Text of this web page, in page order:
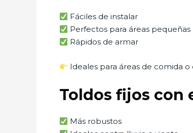
Fáciles de instalar
Perfectos para áreas pequeñas
Rápidos de armar
Ideales para áreas de comida o
Toldos fijos con
Más robustos